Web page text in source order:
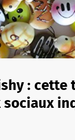
: cette
sociaux